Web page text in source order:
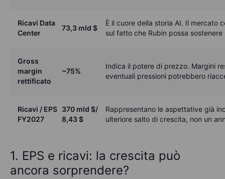
Ricavi Data
Center
73,3 mld $
È il cuore della storia AI. Il mercato
sul fatto che Rubin possa
Gross
margin
rettificato
~75%
Indica il potere di prezzo. Margini
eventuali pressioni potrebbero
Ricavi / EPS
FY2027
370 mld $/
8,43$
Rappresentano le aspettative già
ulteriore salto di crescita, non un
1. EPS e ricavi: la crescita può
ancora sorprendere?